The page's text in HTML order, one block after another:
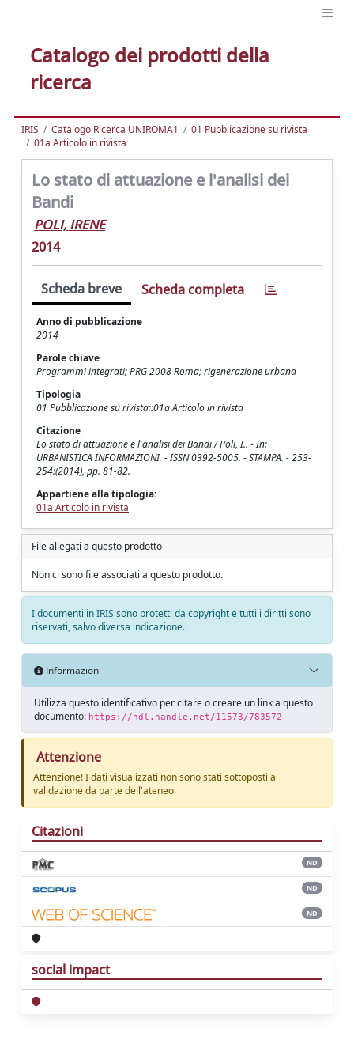
Catalogo dei prodotti della
ricerca
IRIS Catalogo Ricerca UNIROMA1
01 Pubblicazione su rivista
01a Articolo in rivista
Lo stato di attuazione e l'analisi dei
Bandi
POLI, IRENE
2014
Scheda breve Scheda completa
Anno di pubblicazione
2014
Parole chiave
Programmi integrati; PRG 2008 Roma; rigenerazione urbana
Tipologia
01 Pubblicazione su rivista::01a Articolo in rivista
Citazione
Lo stato di attuazione e l'analisi dei Bandi / Poli, I.. - In:
URBANISTICA INFORMAZIONI. - ISSN 0392-5005. - STAMPA. - 253-
254:(2014), pp. 81-82.
Appartiene alla tipologia:
01a Articolo in rivista
File allegati a questo prodotto
Non ci sono file associati a questo prodotto.
I documenti in IRIS sono protetti da copyright e tutti i diritti sono
riservati, salvo diversa indicazione.
Informazioni
Utilizza questo identificativo per citare o creare un link a questo
documento: https://hdl.handle.net/11573/783572
Attenzione
Attenzione! I dati visualizzati non sono stati sottoposti a
validazione da parte dell'ateneo
Citazioni
ND
ND
ND
social impact